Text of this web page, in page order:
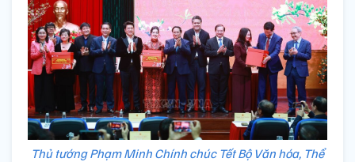
Thủ tướng Phạm Minh Chính chúc Tết Bộ Văn hóa, Thể